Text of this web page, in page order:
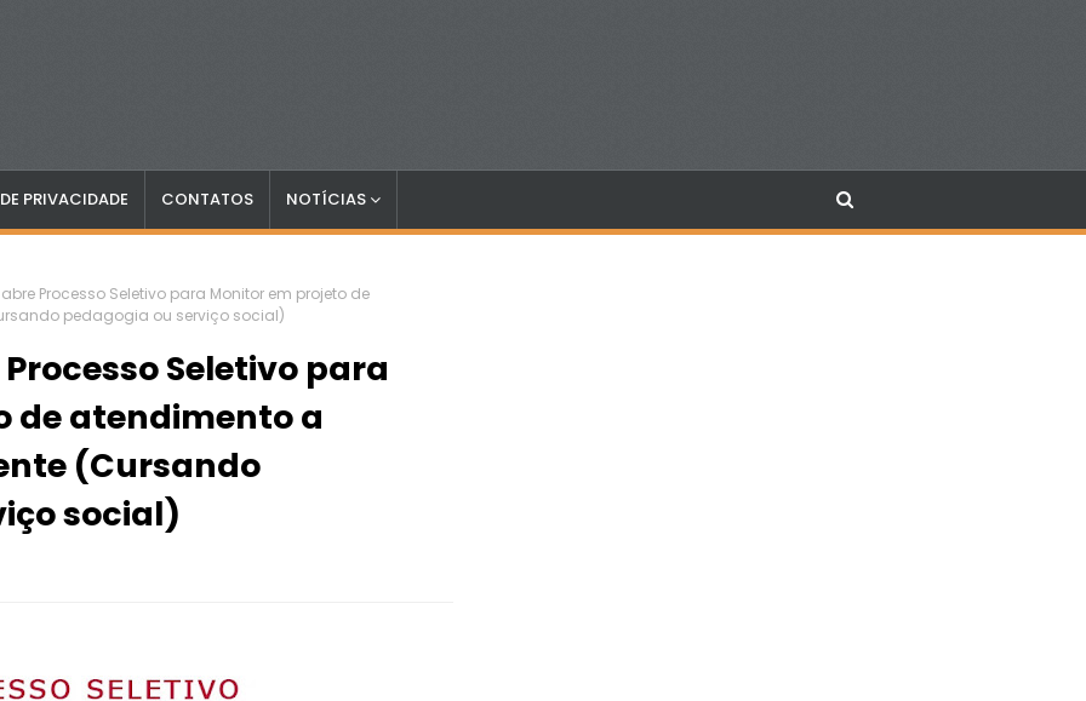
PRIVACIDADE CONTATOS NOTÍCIAS
Processo Seletivo para Monitor em projeto de
pedagogia ou serviço social)
Seletivo para
de atendimento a
(Cursando
social)